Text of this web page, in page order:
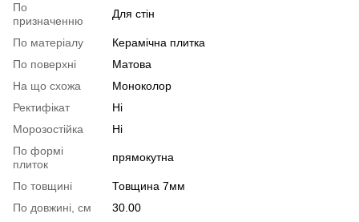
По
призначенню
Для стін
По матеріалу
Керамічна плитка
По поверхні
Матова
На що схожа
Моноколор
Ректифікат
Ні
Морозостійка
Ні
По формі
плиток
прямокутна
По товщині
Товщина 7мм
По довжині, см
30.00